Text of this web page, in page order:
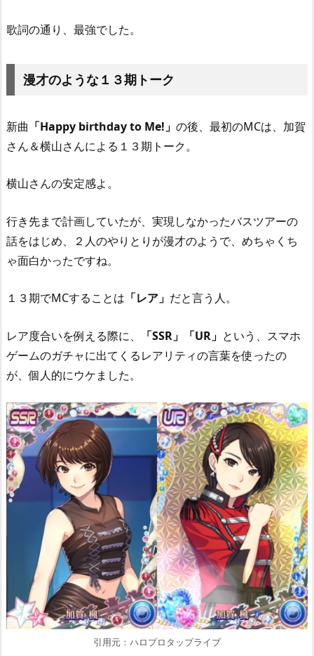
歌詞の通り、最強でした。
漫才のような１３期トーク
新曲 「Happy birthday to Me!」 の後、最初のMCは、加賀
さん＆横山さんによる１３期トーク。
横山さんの安定感よ。
行き先まで計画していたが、実現しなかったバスツアーの
話をはじめ、２人のやりとりが漫才のようで、めちゃくち
ゃ面白かったですね。
１３期でMCすることは 「レア」 だと言う人。
レア度合いを例える際に、 「SSR」「UR」 という、スマホ
ゲームのガチャに出てくるレアリティの言葉を使ったの
が、個人的にウケました。
引用元：ハロプロタップライブ